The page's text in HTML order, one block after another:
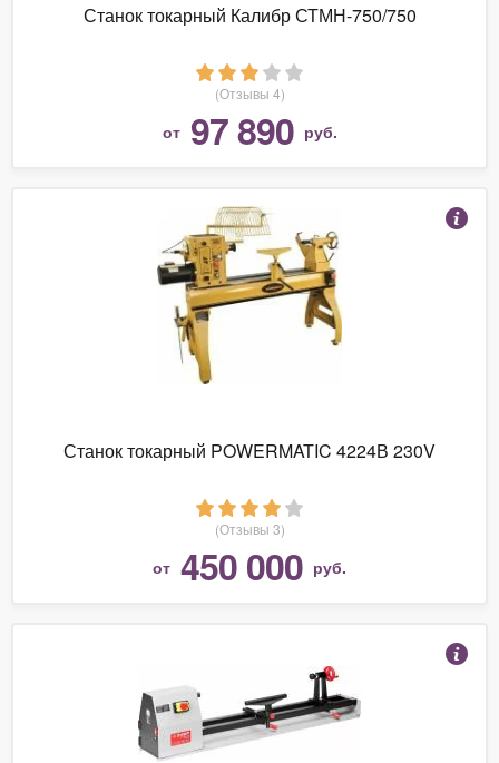
Станок токарный Калибр СТМН-750/750
(Отзывы 4)
от 97 890 руб.
Станок токарный POWERMATIC 4224В 230V
(Отзывы 3)
от 450 000 руб.